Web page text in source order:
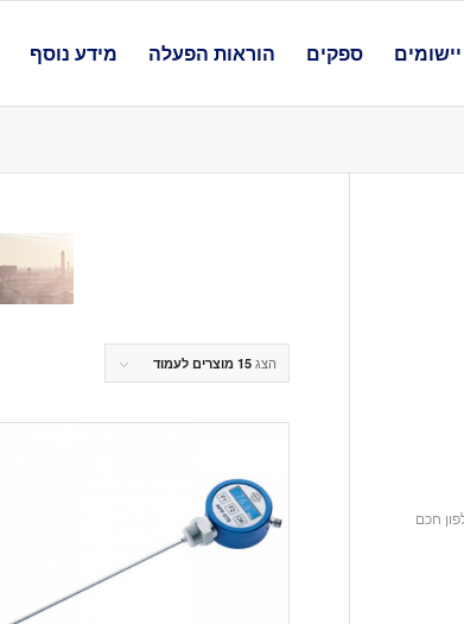
יישומים ספקים הוראות הפעלה מידע נוסף
הצג 15 מוצרים לעמוד